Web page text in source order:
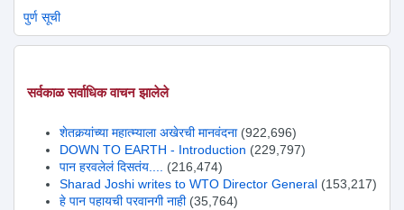
पुर्ण सूची
सर्वकाळ सर्वाधिक वाचन झालेले
शेतकर्‍यांच्या महात्म्याला अखेरची मानवंदना (922,696)
DOWN TO EARTH - Introduction (229,797)
पान हरवलेलं दिसतंय.... (216,474)
Sharad Joshi writes to WTO Director General (153,217)
हे पान पहायची परवानगी नाही (35,764)